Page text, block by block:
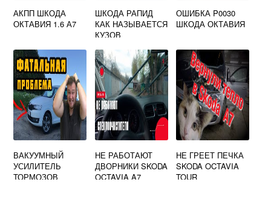
АКПП ШКОДА
ОКТАВИЯ 1.6 А7
ШКОДА РАПИД
КАК НАЗЫВАЕТСЯ
КУЗОВ
ОШИБКА P0030
ШКОДА ОКТАВИЯ
ВАКУУМНЫЙ
УСИЛИТЕЛЬ
ТОРМОЗОВ
НЕ РАБОТАЮТ
ДВОРНИКИ SKODA
OCTAVIA A7
НЕ ГРЕЕТ ПЕЧКА
SKODA OCTAVIA
TOUR